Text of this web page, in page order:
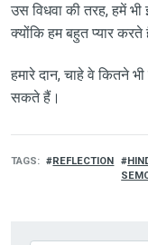
उस विधवा की तरह, हमें
क्योंकि हम बहुत प्यार
हमारे दान, चाहे वे कितने
सकते हैं।
TAGS REFLECTION